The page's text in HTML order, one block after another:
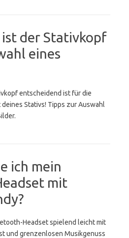
der Stativkopf
eines
entscheidend ist für die
Stativs! Tipps zur Auswahl
ich mein
mit
Headset spielend leicht mit
und grenzenlosen Musikgenuss